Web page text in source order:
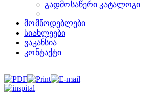
გადმოსაწერი კატალოგი
მომწოდებლები
სიახლეები
ვაკანსია
კონტაქტი